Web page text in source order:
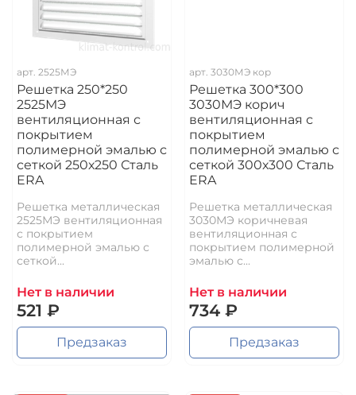
арт. 2525МЭ
Решетка 250*250
2525МЭ
вентиляционная с
покрытием
полимерной эмалью с
сеткой 250х250 Сталь
ERA
Решетка металлическая
2525МЭ вентиляционная
с покрытием
полимерной эмалью с
сеткой...
Нет в наличии
521 ₽
Предзаказ
арт. 3030МЭ кор
Решетка 300*300
3030МЭ корич
вентиляционная с
покрытием
полимерной эмалью с
сеткой 300х300 Сталь
ERA
Решетка металлическая
3030МЭ коричневая
вентиляционная с
покрытием полимерной
эмалью с...
Нет в наличии
734 ₽
Предзаказ